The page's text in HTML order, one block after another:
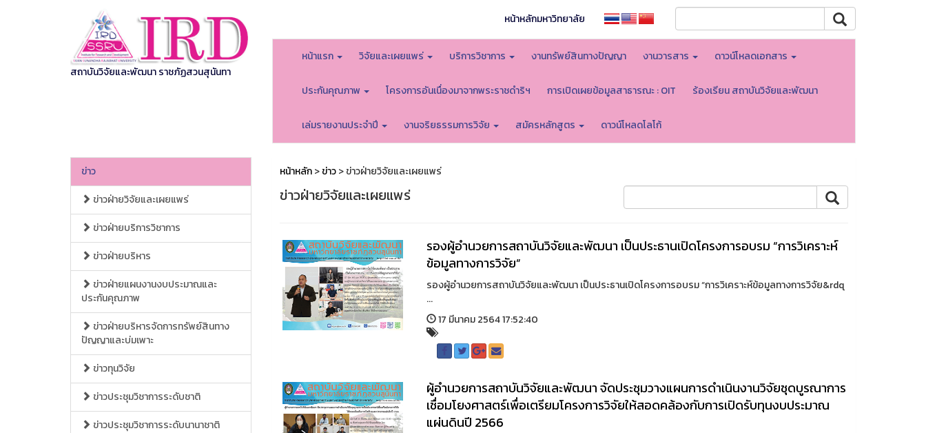
สถาบันวิจัยและพัฒนา ราชภัฏสวนสุนันทา
หน้าหลักมหาวิทยาลัย
หน้าแรก วิจัยและเผยแพร่ บริการวิชาการ งานทรัพย์สินทางปัญญา งานวารสาร ดาวน์โหลดเอกสาร
ประกันคุณภาพ โครงการอันเนื่องมาจากพระราชดำริฯ การเปิดเผยข้อมูลสาธารณะ : OIT ร้องเรียน สถาบันวิจัยและพัฒนา
เล่มรายงานประจำปี งานจริยธรรมการวิจัย สมัครหลักสูตร ดาวน์โหลดโลโก้
ข่าว
ข่าวฝ่ายวิจัยและเผยแพร่
ข่าวฝ่ายบริการวิชาการ
ข่าวฝ่ายบริหาร
ข่าวฝ่ายแผนงานงบประมาณและ
ประกันคุณภาพ
ข่าวฝ่ายบริหารจัดการทรัพย์สินทาง
ปัญญาและบ่มเพาะ
ข่าวทุนวิจัย
ข่าวประชุมวิชาการระดับชาติ
ข่าวประชุมวิชาการระดับนานาชาติ
หน้าหลัก>ข่าว> ข่าวฝ่ายวิจัยและเผยแพร่
ข่าวฝ่ายวิจัยและเผยแพร่
รองผู้อำนวยการสถาบันวิจัยและพัฒนา เป็นประธานเปิดโครงการอบรม “การวิเคราะห์
ข้อมูลทางการวิจัย”
รองผู้อำนวยการสถาบันวิจัยและพัฒนา เป็นประธานเปิดโครงการอบรม “การวิเคราะห์ข้อมูลทางการวิจัย&rdq
...
17 มีนาคม 2564 17:52:40
ผู้อำนวยการสถาบันวิจัยและพัฒนา จัดประชุมวางแผนการดำเนินงานวิจัยชุดบูรณาการ
เชื่อมโยงศาสตร์เพื่อเตรียมโครงการวิจัยให้สอดคล้องกับการเปิดรับทุนงบประมาณ
แผ่นดินปี 2566